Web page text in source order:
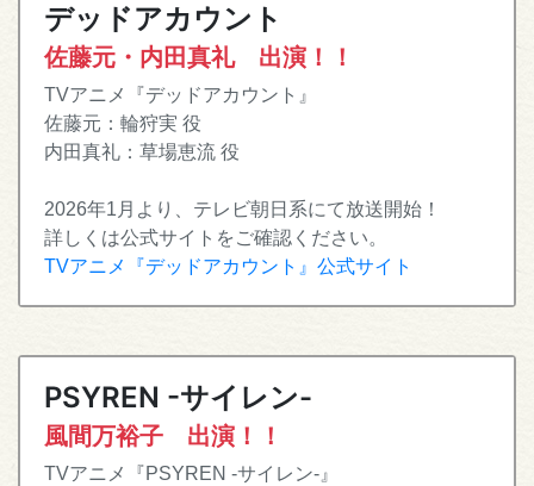
デッドアカウント
佐藤元・内田真礼 出演！！
TVアニメ『デッドアカウント』
佐藤元：輪狩実 役
内田真礼：草場恵流 役
2026年1月より、テレビ朝日系にて放送開始！
詳しくは公式サイトをご確認ください。
TVアニメ『デッドアカウント』公式サイト
PSYREN -サイレン-
風間万裕子 出演！！
TVアニメ『PSYREN -サイレン-』